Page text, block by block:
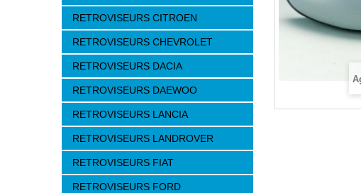
RETROVISEURS CITROEN
RETROVISEURS CHEVROLET
RETROVISEURS DACIA
RETROVISEURS DAEWOO
RETROVISEURS LANCIA
RETROVISEURS LANDROVER
RETROVISEURS FIAT
RETROVISEURS FORD